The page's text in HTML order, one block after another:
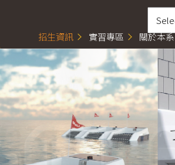
招生資訊 實習專區 關於本系